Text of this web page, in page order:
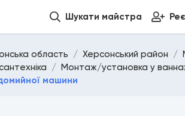
Шукати майстра
область Херсонський район
Монтаж/установка у
машини